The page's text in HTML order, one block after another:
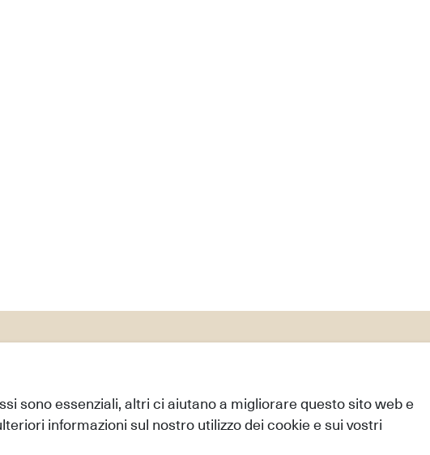
di Pagamento
di recesso
Chi siamo
Informativa sulla privacy
sono essenziali, altri ci aiutano a migliorare questo sito web e
informazioni sul nostro utilizzo dei cookie e sui vostri